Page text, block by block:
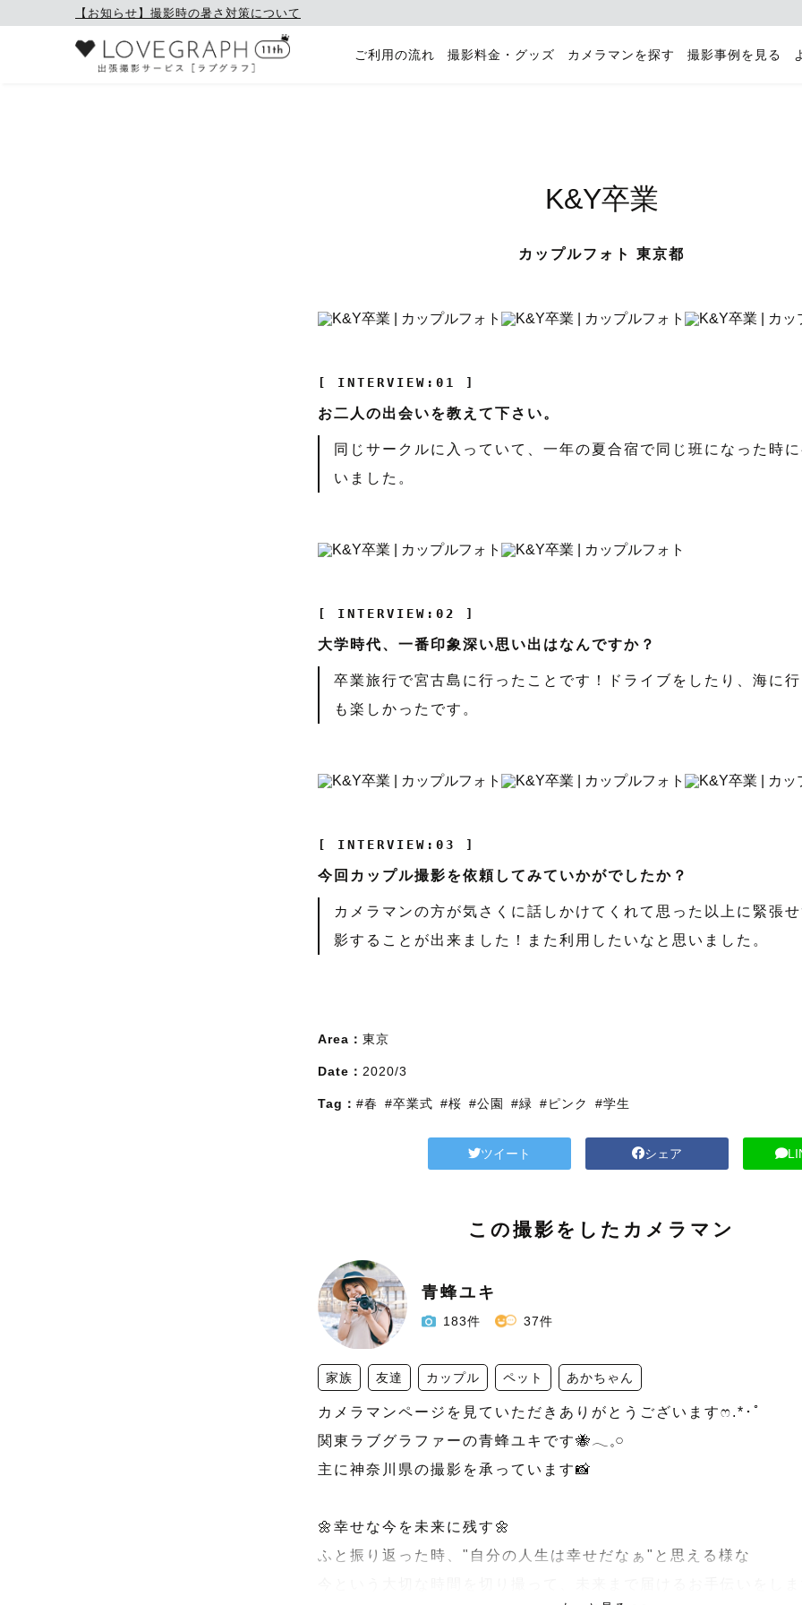
【お知らせ】撮影時の暑さ対策について
ご利用の流れ 撮影料金・グッズ カメラマンを探す 撮影事例を見る
K&Y卒業
カップルフォト 東京都
[ INTERVIEW:01 ]
お二人の出会いを教えて下さい。
同じサークルに入っていて、一年の夏合宿で同じ班になった時
いました。
[ INTERVIEW:02 ]
大学時代、一番印象深い思い出はなんですか？
卒業旅行で宮古島に行ったことです！ドライブをしたり、海に
も楽しかったです。
[ INTERVIEW:03 ]
今回カップル撮影を依頼してみていかがでしたか？
カメラマンの方が気さくに話しかけてくれて思った以上に緊張
影することが出来ました！また利用したいなと思いました。
Area： 東京
Date： 2020/3
Tag： #春 #卒業式 #桜 #公園 #緑 #ピンク #学生
ツイート シェア
この撮影をしたカメラマン
青蜂ユキ
183件 37件
家族 友達 カップル ペット あかちゃん
カメラマンページを見ていただきありがとうございます‪ෆ‪.*･ﾟ
関東ラブグラファーの青蜂ユキです🐝𓂃𓈒𓏸︎︎︎︎
主に神奈川県の撮影を承っています📸
🌼幸せな今を未来に残す🌼
ふと振り返った時、"自分の人生は幸せだなぁ"と思える様な